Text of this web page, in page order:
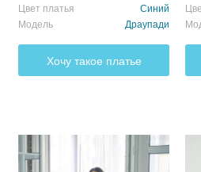
по дате
Ещё не добавлено ни одного
Цвет платья
Синий
Модель
Драупади
Хочу такое платье